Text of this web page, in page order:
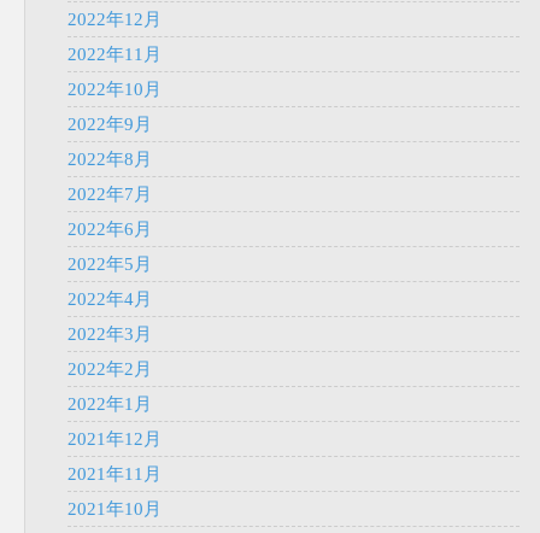
2022年12月
2022年11月
2022年10月
2022年9月
2022年8月
2022年7月
2022年6月
2022年5月
2022年4月
2022年3月
2022年2月
2022年1月
2021年12月
2021年11月
2021年10月